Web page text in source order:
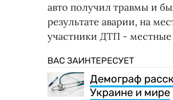
авто получил травмы и
результате аварии, на
участники ДТП -
ВАС ЗАИНТЕРЕСУЕТ
Демограф
Украине и мире